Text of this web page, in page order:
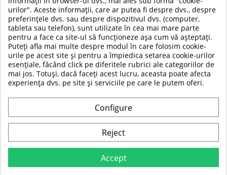
Suprafata anti-alunecare
Diametru:39.5 cm
Inaltime:10 cm
Limita de greutate:150 kg
Greutate produs:1 kg
Material:PP (poliropilena), TPE.
Tip produs
Disc balans
Rosu
Fitness
urilor". Aceste informații, care ar putea fi despre dvs., despre
preferințele dvs. sau despre dispozitivul dvs. (computer,
tableta sau telefon), sunt utilizate în cea mai mare parte
pentru a face ca site-ul să funcționeze așa cum vă așteptați.
Puteți afla mai multe despre modul în care folosim cookie-
urile pe acest site și pentru a împiedica setarea cookie-urilor
esențiale, făcând click pe diferitele rubrici ale categoriilor de
mai jos. Totuși, dacă faceți acest lucru, aceasta poate afecta
experiența dvs. pe site și serviciile pe care le putem oferi.
Configure
Reject
Accept